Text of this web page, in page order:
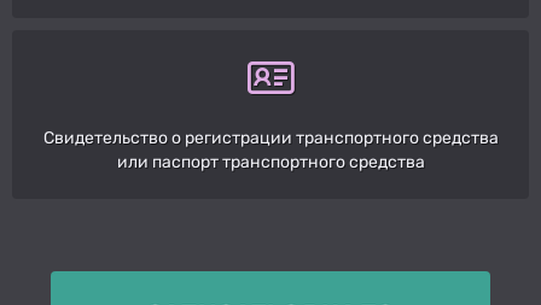
Свидетельство о регистрации транспортного средства
или паспорт транспортного средства